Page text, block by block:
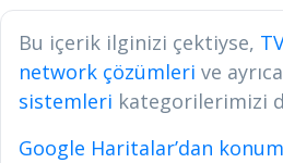
Bu içerik ilginizi çektiyse,
network çözümleri ve ayrıca
sistemleri kategorilerimizi
Google Haritalar’dan